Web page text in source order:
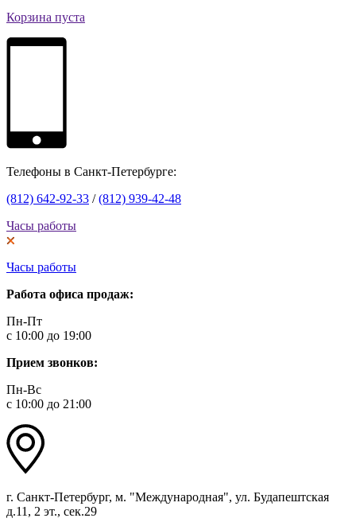
Корзина пуста
Телефоны в Санкт-Петербурге:
(812) 642-92-33 /(812) 939-42-48
Часы работы
Часы работы
Работа офиса продаж:
Пн-Пт
с 10:00 до 19:00
Прием звонков:
Пн-Вс
с 10:00 до 21:00
г. Санкт-Петербург, м. "Международная", ул. Будапештская
д.11, 2 эт., сек.29